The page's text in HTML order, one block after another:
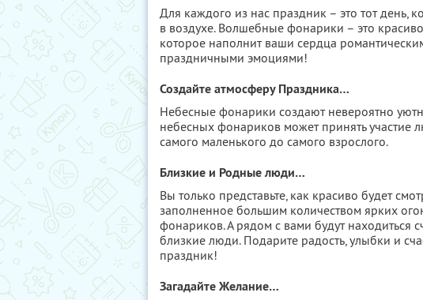
Для каждого из нас праздник – это тот день,
в воздухе. Волшебные фонарики – это
которое наполнит ваши сердца
праздничными эмоциями!
Создайте атмосферу Праздника…
Небесные фонарики создают невероятно
небесных фонариков может принять участие
самого маленького до самого взрослого.
Близкие и Родные люди…
Вы только представьте, как красиво будет
заполненное большим количеством ярких
фонариков. А рядом с вами будут находиться
близкие люди. Подарите радость, улыбки и
праздник!
Загадайте Желание…